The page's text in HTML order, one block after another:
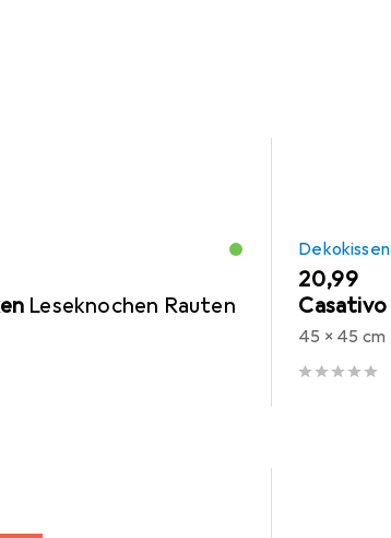
Leseknochen Rauten
Dekokissen
EUR
20,99
Casativo
45 x 45 cm